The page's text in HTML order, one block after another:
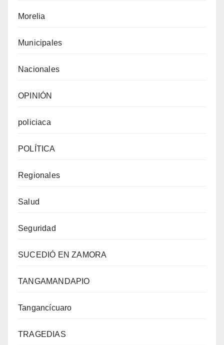
Morelia
Municipales
Nacionales
OPINIÓN
policiaca
POLÍTICA
Regionales
Salud
Seguridad
SUCEDIÓ EN ZAMORA
TANGAMANDAPIO
Tangancícuaro
TRAGEDIAS